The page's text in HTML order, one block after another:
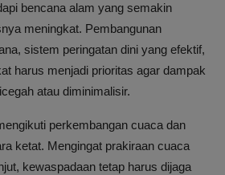
bencana alam yang semakin
meningkat. Pembangunan
sistem peringatan dini yang efektif,
harus menjadi prioritas agar dampak
atau diminimalisir.
perkembangan cuaca dan
ketat. Mengingat prakiraan cuaca
kewaspadaan tetap harus dijaga